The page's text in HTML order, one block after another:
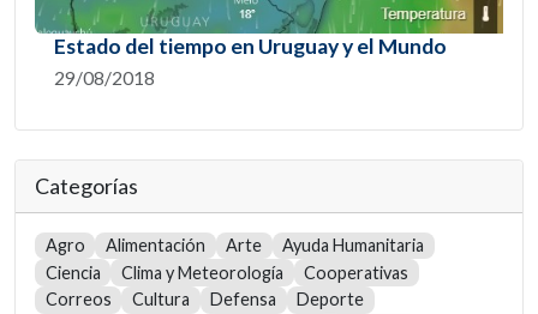
Estado del tiempo en Uruguay y el Mundo
29/08/2018
Categorías
Agro Alimentación Arte
Ayuda Humanitaria
Ciencia
Clima y Meteorología
Cooperativas
Correos
Cultura Defensa
Deporte